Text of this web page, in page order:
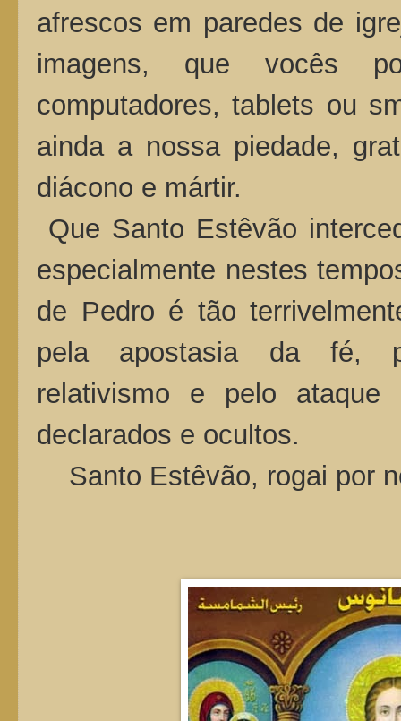
afrescos em paredes de
imagens, que vocês
computadores, tablets ou
ainda a nossa piedade,
diácono e mártir.
Que Santo Estêvão
especialmente nestes
de Pedro é tão
pela apostasia da fé,
relativismo e pelo
declarados e ocultos.
Santo Estêvão, rogai por